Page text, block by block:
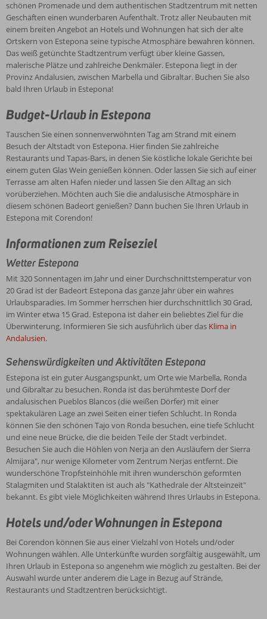
schönen Promenade und dem authentischen Stadtzentrum mit netten
Geschäften einen wunderbaren Aufenthalt. Trotz aller Neubauten mit
einem breiten Angebot an Hotels und Wohnungen hat sich der alte
Ortskern von Estepona seine typische Atmosphäre bewahren können.
Das weiß getünchte Stadtzentrum verfügt über kleine Gassen,
malerische Plätze und zahlreiche Denkmäler. Estepona liegt in der
Provinz Andalusien, zwischen Marbella und Gibraltar. Buchen Sie also
bald Ihren Urlaub in Estepona!
Budget-Urlaub in Estepona
Tauschen Sie einen sonnenverwöhnten Tag am Strand mit einem
Besuch der Altstadt von Estepona. Hier finden Sie zahlreiche
Restaurants und Tapas-Bars, in denen Sie köstliche lokale Gerichte bei
einem guten Glas Wein genießen können. Oder lassen Sie sich auf einer
Terrasse am alten Hafen nieder und lassen Sie den Alltag an sich
vorüberziehen. Möchten auch Sie die andalusische Atmosphäre in
diesem schönen Badeort genießen? Dann buchen Sie Ihren Urlaub in
Estepona mit Corendon!
Informationen zum Reiseziel
Wetter Estepona
Mit 320 Sonnentagen im Jahr und einer Durchschnittstemperatur von
20 Grad ist der Badeort Estepona das ganze Jahr über ein wahres
Urlaubsparadies. Im Sommer herrschen hier durchschnittlich 30 Grad,
im Winter etwa 15 Grad. Estepona ist daher ein beliebtes Ziel für die
Überwinterung. Informieren Sie sich ausführlich über das Klima in
Andalusien.
Sehenswürdigkeiten und Aktivitäten Estepona
Estepona ist ein guter Ausgangspunkt, um Orte wie Marbella, Ronda
und Gibraltar zu besuchen. Ronda ist das berühmteste Dorf der
andalusischen Pueblos Blancos (die weißen Dörfer) mit einer
spektakulären Lage an zwei Seiten einer tiefen Schlucht. In Ronda
können Sie den schönen Tajo von Ronda besuchen, eine tiefe Schlucht
und eine neue Brücke, die die beiden Teile der Stadt verbindet.
Besuchen Sie auch die Höhlen von Nerja an den Ausläufern der Sierra
Almijara", nur wenige Kilometer vom Zentrum Nerjas entfernt. Die
wunderschöne Tropfsteinhöhle mit ihren wunderschön geformten
Stalagmiten und Stalaktiten ist auch als "Kathedrale der Altsteinzeit"
bekannt. Es gibt viele Möglichkeiten während Ihres Urlaubs in Estepona.
Hotels und/oder Wohnungen in Estepona
Bei Corendon können Sie aus einer Vielzahl von Hotels und/oder
Wohnungen wählen. Alle Unterkünfte wurden sorgfältig ausgewählt, um
Ihren Urlaub in Estepona so angenehm wie möglich zu gestalten. Bei der
Auswahl wurde unter anderem die Lage in Bezug auf Strände,
Restaurants und Stadtzentren berücksichtigt.